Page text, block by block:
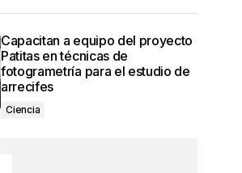
Capacitan a equipo del proyecto
Patitas en técnicas de
fotogrametría para el estudio de
arrecifes
Ciencia